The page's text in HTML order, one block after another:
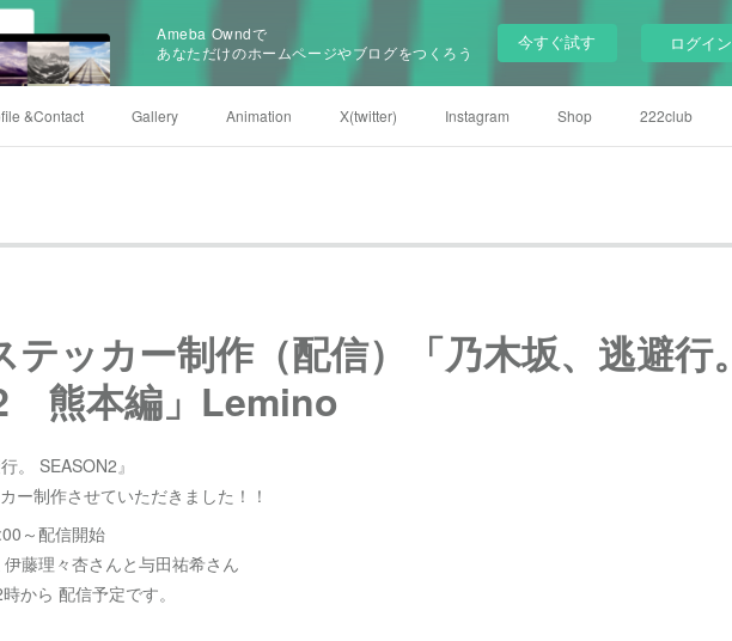
Ameba Owndで
あなただけのホームページやブログをつくろう
今すぐ試す ログイン
&Contact Gallery Animation X(twitter) Instagram Shop 222club
テッカー制作（配信）「乃木坂、逃避行。
熊本編」Lemino
。 SEASON2』
ー制作させていただきました！！
～配信開始
藤理々杏さんと与田祐希さん
から 配信予定です。